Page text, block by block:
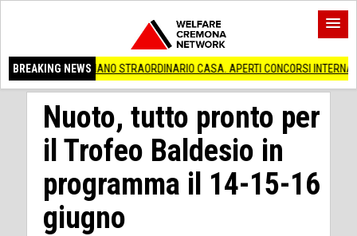
BREAKING NEWS
PIANO STRAORDINARIO CASA. APERTI CONCORSI INTERNAZIONALI The
Nuoto, tutto pronto per
il Trofeo Baldesio in
programma il 14-15-16
giugno